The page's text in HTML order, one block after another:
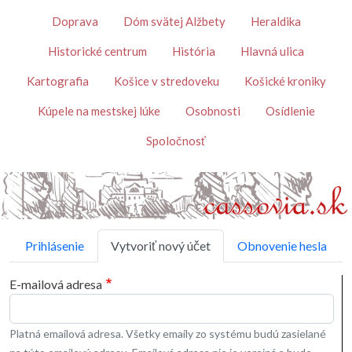
TémyDoprava Dóm svätej Alžbety Heraldika
Historické centrum História Hlavná ulica
Kartografia Košice v stredoveku Košické kroniky
Kúpele na mestskej lúke Osobnosti Osídlenie
Spoločnosť
Primárne karty
Prihlásenie Vytvoriť nový účet Obnovenie hesla
E-mailová adresa
Platná emailová adresa. Všetky emaily zo systému budú zasielané